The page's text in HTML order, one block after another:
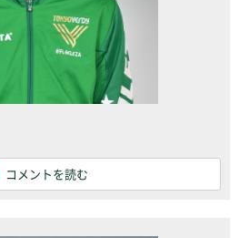
コメントを読む